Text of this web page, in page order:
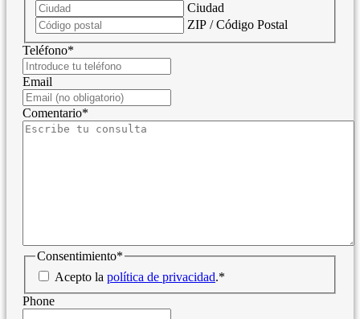
Ciudad
ZIP / Código Postal
Teléfono*
Email
Comentario*
Consentimiento*
Acepto la política de privacidad.*
Phone